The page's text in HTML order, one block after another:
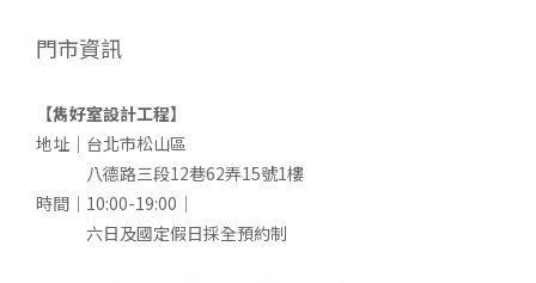
門市資訊
【雋好室設計工程】
地址｜台北市松山區
八德路三段12巷62弄15號1樓
時間｜10:00-19:00｜
六日及國定假日採全預約制